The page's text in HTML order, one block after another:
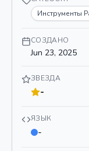
Инструменты
СОЗДАНО
Jun 23, 2025
ЗВЕЗДА
-
ЯЗЫК
-